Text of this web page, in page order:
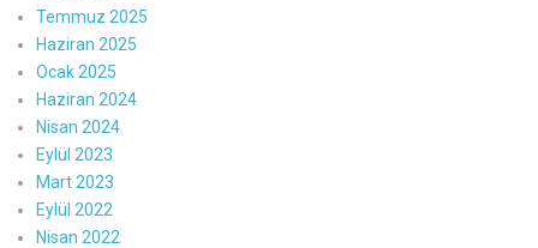
Temmuz 2025
Haziran 2025
Ocak 2025
Haziran 2024
Nisan 2024
Eylül 2023
Mart 2023
Eylül 2022
Nisan 2022